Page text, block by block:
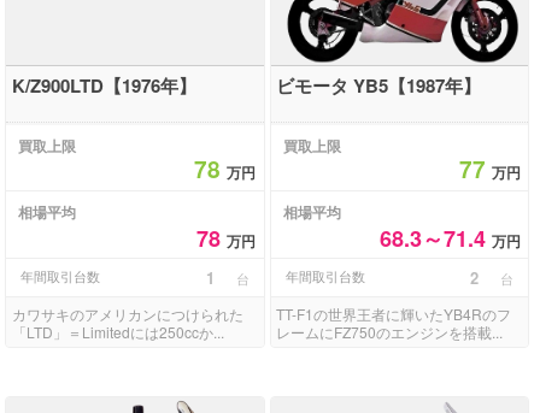
K/Z900LTD【1976年】
買取上限
78万円
相場平均
78万円
年間取引台数 1 台
カワサキのアメリカンにつけられた
「LTD」＝Limitedには250ccか...
ビモータ YB5【1987年】
買取上限
77 万円
相場平均
68.3～71.4 万円
年間取引台数 2 台
TT-F1の世界王者に輝いたYB4Rのフ
レームにFZ750のエンジンを搭載...